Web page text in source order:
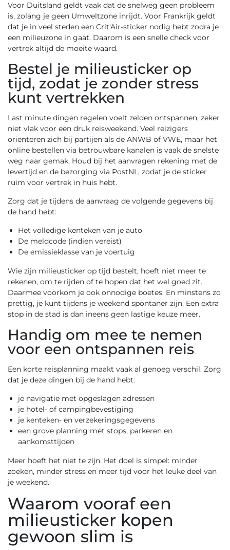
Voor Duitsland geldt vaak dat de snelweg geen probleem
is, zolang je geen Umweltzone inrijdt. Voor Frankrijk geldt
dat je in veel steden een Crit'Air-sticker nodig hebt zodra je
een milieuzone in gaat. Daarom is een snelle check voor
vertrek altijd de moeite waard.
Bestel je milieusticker op
tijd, zodat je zonder stress
kunt vertrekken
Last minute dingen regelen voelt zelden ontspannen, zeker
niet vlak voor een druk reisweekend. Veel reizigers
oriënteren zich bij partijen als de ANWB of VWE, maar het
online bestellen via betrouwbare kanalen is vaak de snelste
weg naar gemak. Houd bij het aanvragen rekening met de
levertijd en de bezorging via PostNL, zodat je de sticker
ruim voor vertrek in huis hebt.
Zorg dat je tijdens de aanvraag de volgende gegevens bij
de hand hebt:
Het volledige kenteken van je auto
De meldcode (indien vereist)
De emissieklasse van je voertuig
Wie zijn milieusticker op tijd bestelt, hoeft niet meer te
rekenen, om te rijden of te hopen dat het wel goed zit.
Daarmee voorkom je ook onnodige boetes. En minstens zo
prettig, je kunt tijdens je weekend spontaner zijn. Een extra
stop in de stad is dan ineens geen lastige keuze meer.
Handig om mee te nemen
voor een ontspannen reis
Een korte reisplanning maakt vaak al genoeg verschil. Zorg
dat je deze dingen bij de hand hebt:
je navigatie met opgeslagen adressen
je hotel- of campingbevestiging
je kenteken- en verzekeringsgegevens
een grove planning met stops, parkeren en
aankomsttijden
Meer hoeft het niet te zijn. Het doel is simpel: minder
zoeken, minder stress en meer tijd voor het leuke deel van
je weekend.
Waarom vooraf een
milieusticker kopen
gewoon slim is